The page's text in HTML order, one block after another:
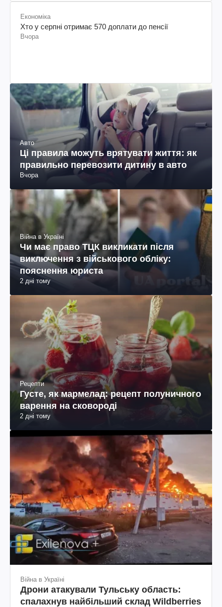
Економіка
Хто у серпні отримає 570 доплати до пенсії
Вчора
Авто
Ці правила можуть врятувати життя: як
правильно перевозити дитину в авто
Вчора
Війна в Україні
Чи має право ТЦК викликати після
виключення з військового обліку:
пояснення юриста
2 дні тому
Рецепти
Густе, як мармелад: рецепт полуничного
варення на сковороді
2 дні тому
Війна в Україні
Дрони атакували Тульську область:
спалахнув найбільший склад Wildberries